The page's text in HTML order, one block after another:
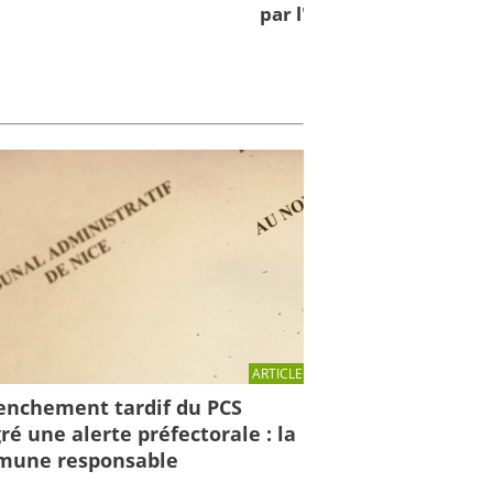
par l'IRMa et la mission
ARTICLE
tardif du PCS
une alerte préfectorale : la
responsable